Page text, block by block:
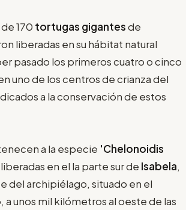
170 tortugas gigantesde
liberadas en su hábitat natural
pasado los primeros cuatro o cinco
uno de los centros de crianza del
a la conservación de estos
a la especie 'Chelonoidis
en el la parte sur de Isabela,
del archipiélago, situado en el
a unos mil kilómetros al oeste de las